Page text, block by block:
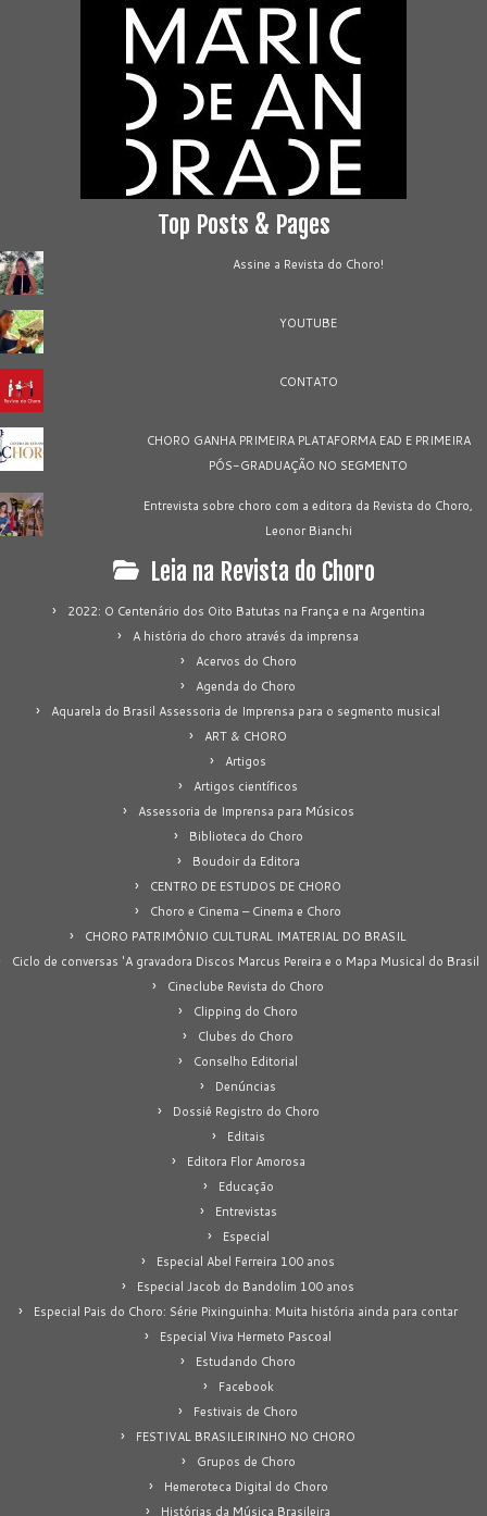
Top Posts & Pages
Assine a Revista do Choro!
YOUTUBE
CONTATO
CHORO GANHA PRIMEIRA PLATAFORMA EAD E PRIMEIRA
PÓS-GRADUAÇÃO NO SEGMENTO
Entrevista sobre choro com a editora da Revista do Choro,
Leonor Bianchi
Leia na Revista do Choro
2022: O Centenário dos Oito Batutas na França e na Argentina
A história do choro através da imprensa
Acervos do Choro
Agenda do Choro
Aquarela do Brasil Assessoria de Imprensa para o segmento musical
ART & CHORO
Artigos
Artigos científicos
Assessoria de Imprensa para Músicos
Biblioteca do Choro
Boudoir da Editora
CENTRO DE ESTUDOS DE CHORO
Choro e Cinema – Cinema e Choro
CHORO PATRIMÔNIO CULTURAL IMATERIAL DO BRASIL
Ciclo de conversas 'A gravadora Discos Marcus Pereira e o Mapa Musical do Brasil
Cineclube Revista do Choro
Clipping do Choro
Clubes do Choro
Conselho Editorial
Denúncias
Dossiê Registro do Choro
Editais
Editora Flor Amorosa
Educação
Entrevistas
Especial
Especial Abel Ferreira 100 anos
Especial Jacob do Bandolim 100 anos
Especial Pais do Choro: Série Pixinguinha: Muita história ainda para contar
Especial Viva Hermeto Pascoal
Estudando Choro
Facebook
Festivais de Choro
FESTIVAL BRASILEIRINHO NO CHORO
Grupos de Choro
Hemeroteca Digital do Choro
Histórias da Música Brasileira